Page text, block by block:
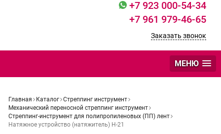
+7 923 000-54-34
+7 961 979-46-65
Заказать звонок
МЕНЮ
Главная Каталог Стреппинг инструмент
Механический переносной стреппинг инструмент
Стреппинг-инструмент для полипропиленовых (ПП) лент
Натяжное устройство (натяжитель) Н-21